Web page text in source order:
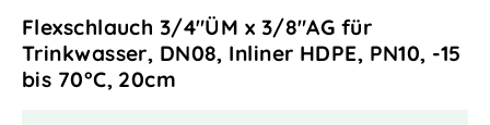
Flexschlauch 3/4"ÜM x 3/8"AG für
Trinkwasser, DN08, Inliner HDPE, PN10, -15
bis 70°C, 20cm